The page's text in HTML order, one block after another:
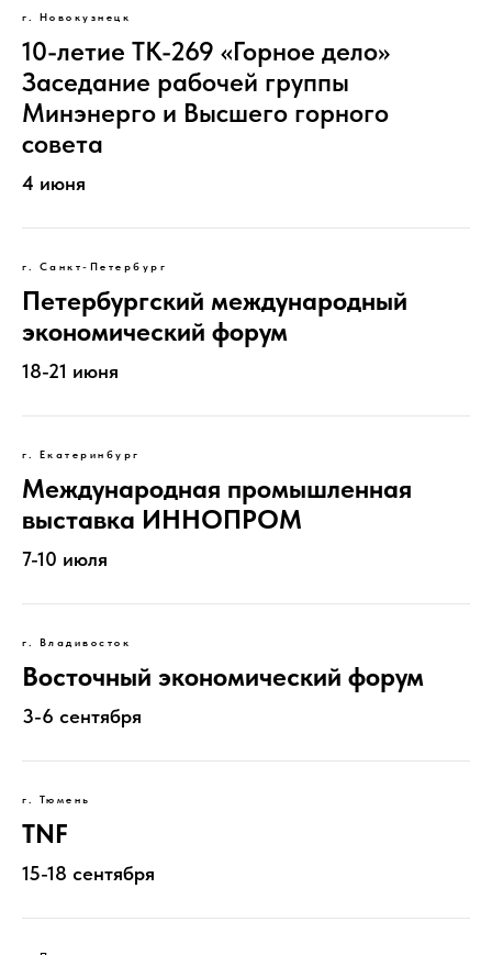
г. Новокузнецк
10-летие ТК-269 «Горное дело»
Заседание рабочей группы
Минэнерго и Высшего горного
совета
4 июня
г. Санкт-Петербург
Петербургский международный
экономический форум
18-21 июня
г. Екатеринбург
Международная промышленная
выставка ИННОПРОМ
7-10 июля
г. Владивосток
Восточный экономический форум
3-6 сентября
г. Тюмень
TNF
15-18 сентября